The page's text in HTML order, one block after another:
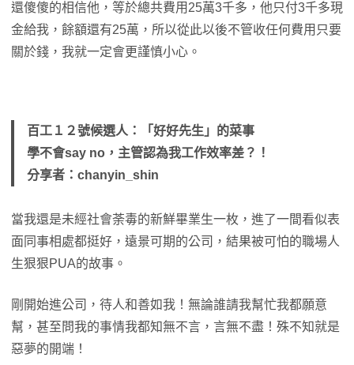
還傻傻的相信他，等於總共費用25萬3千多，他只付3千多現
金給我，餘額還有25萬，所以從此以後不管收任何費用只要
關於錢，我就一定會更謹慎小心。
百工１２號候選人：「好好先生」的菜事
學不會say no，主管認為我工作效率差？！
分享者：chanyin_shin
當我還是未經社會荼毒的新鮮畢業生一枚，進了一間看似表
面同事相處都挺好，遠景可期的公司，結果被可怕的職場人
生狠狠PUA的故事。
剛開始進公司，待人和善如我！無論誰請我幫忙我都願意
幫，甚至問我的事情我都知無不言，言無不盡！殊不知就是
惡夢的開端！